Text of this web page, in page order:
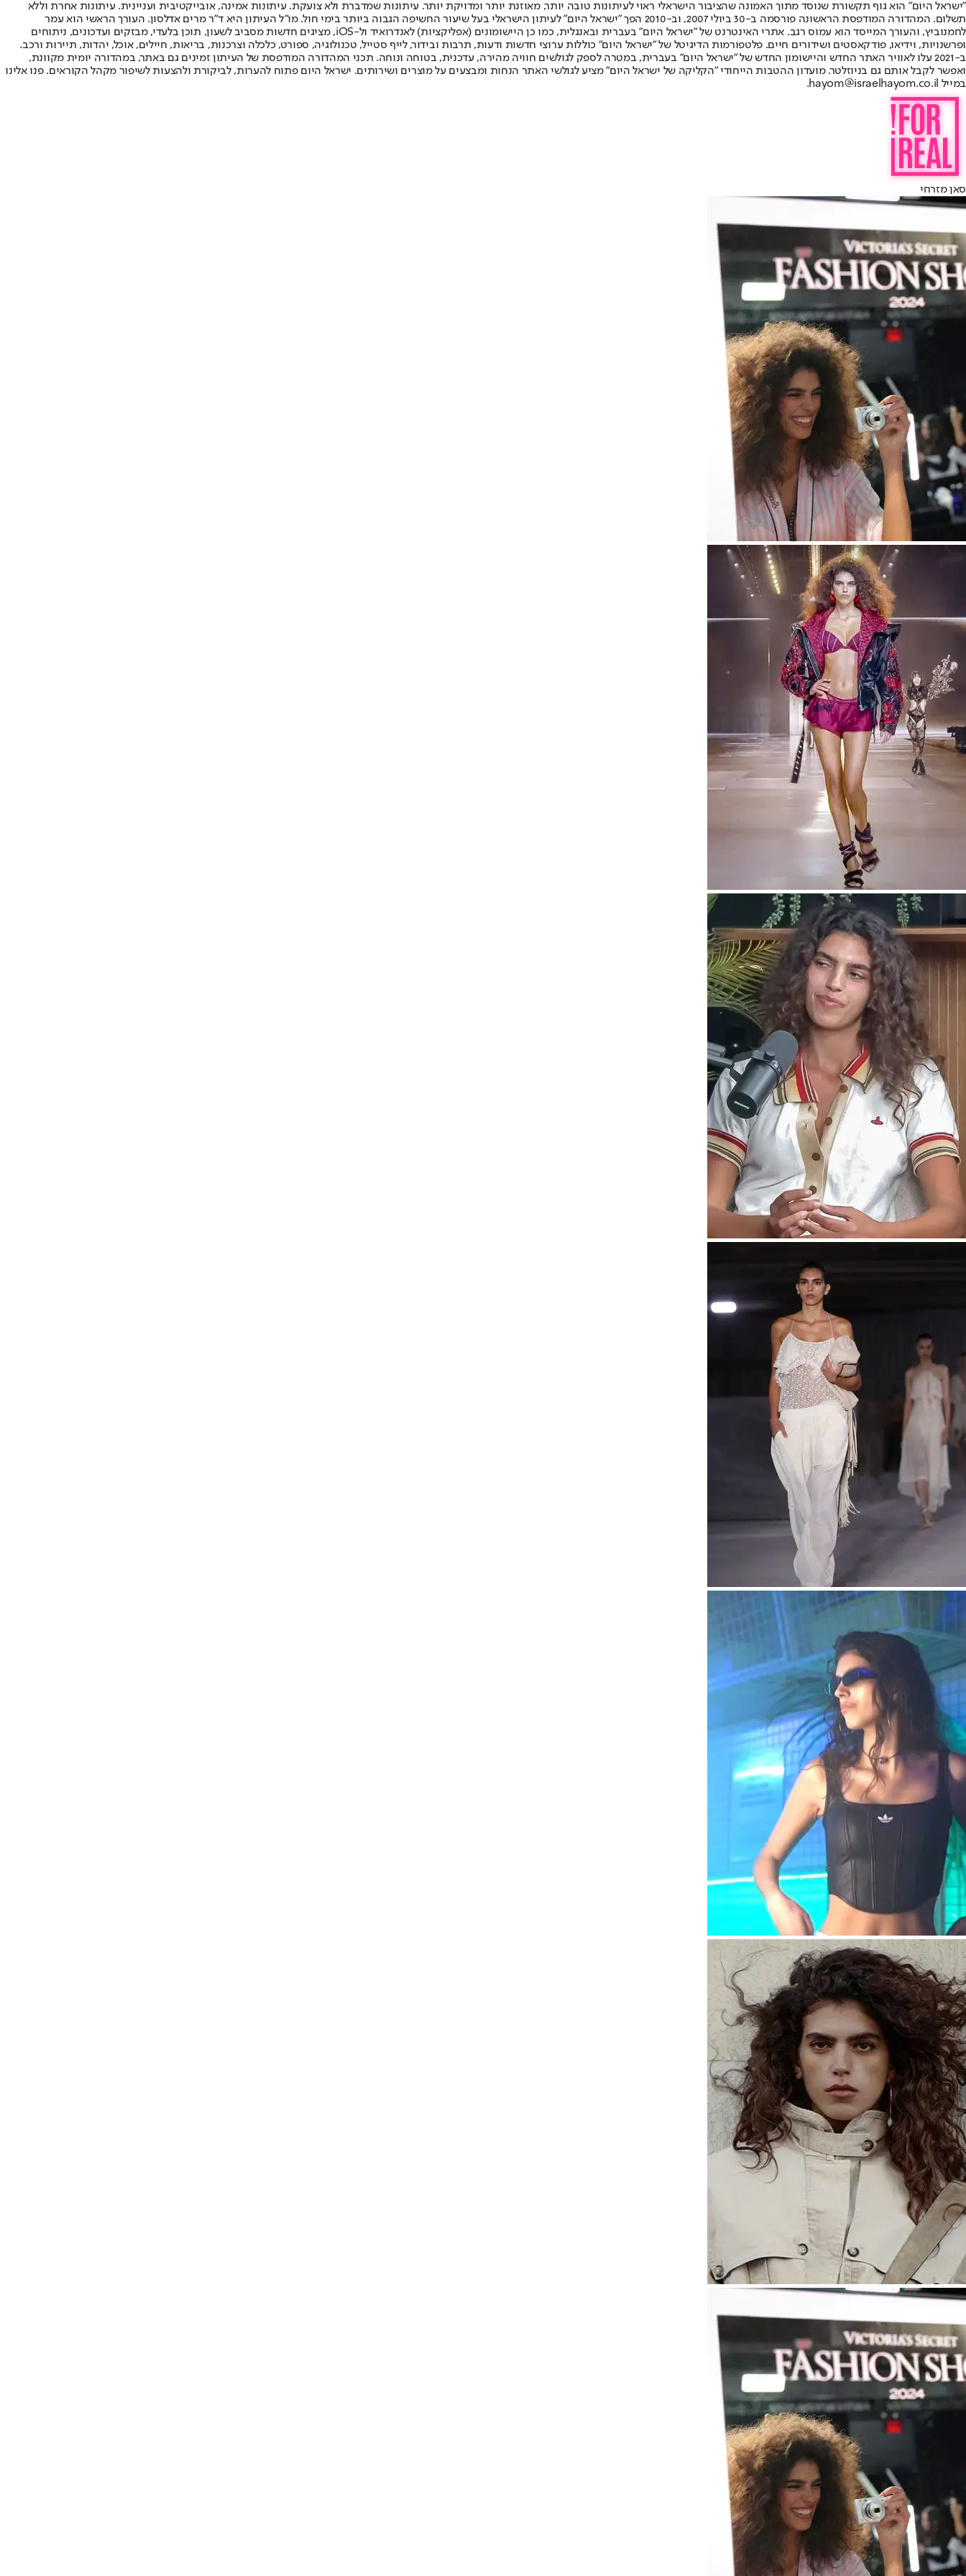
"ישראל היום" הוא גוף תקשורת שנוסד מתוך האמונה שהציבור הישראלי ראוי לעיתונות טובה יותר, מאוזנת יותר ומדויקת יותר. עיתונות שמדברת ולא צועקת. עיתונות אמינה, אובייקטיבית ועניינית. עיתונות אחרת וללא
תשלום. המהדורה המודפסת הראשונה פורסמה ב-30 ביולי 2007, וב-2010 הפך "ישראל היום" לעיתון הישראלי בעל שיעור החשיפה הגבוה ביותר בימי חול. מו"ל העיתון היא ד"ר מרים אדלסון. העורך הראשי הוא עמר
לחמנוביץ, והעורך המייסד הוא עמוס רגב. אתרי האינטרנט של "ישראל היום" בעברית ובאנגלית, כמו כן היישומונים (אפליקציות) לאנדרואיד ול-iOS, מציגים חדשות מסביב לשעון, תוכן בלעדי, מבזקים ועדכונים, ניתוחים
ופרשנויות, וידיאו, פודקאסטים ושידורים חיים. פלטפורמות הדיגיטל של "ישראל היום" כוללות ערוצי חדשות ודעות, תרבות ובידור, לייף סטייל, טכנולוגיה, ספורט, כלכלה וצרכנות, בריאות, חיילים, אוכל, יהדות, תיירות ורכב.
ב-2021 עלו לאוויר האתר החדש והיישומון החדש של "ישראל היום" בעברית, במטרה לספק לגולשים חוויה מהירה, עדכנית, בטוחה ונוחה. תכני המהדורה המודפסת של העיתון זמינים גם באתר, במהדורה יומית מקוונת,
ואפשר לקבל אותם גם בניוזלטר. מועדון ההטבות הייחודי "הקליקה של ישראל היום" מציע לגולשי האתר הנחות ומבצעים על מוצרים ושירותים. ישראל היום פתוח להערות, לביקורת ולהצעות לשיפור מקהל הקוראים. פנו אלינו
במייל hayom@israelhayom.co.il.
סאן מזרחי